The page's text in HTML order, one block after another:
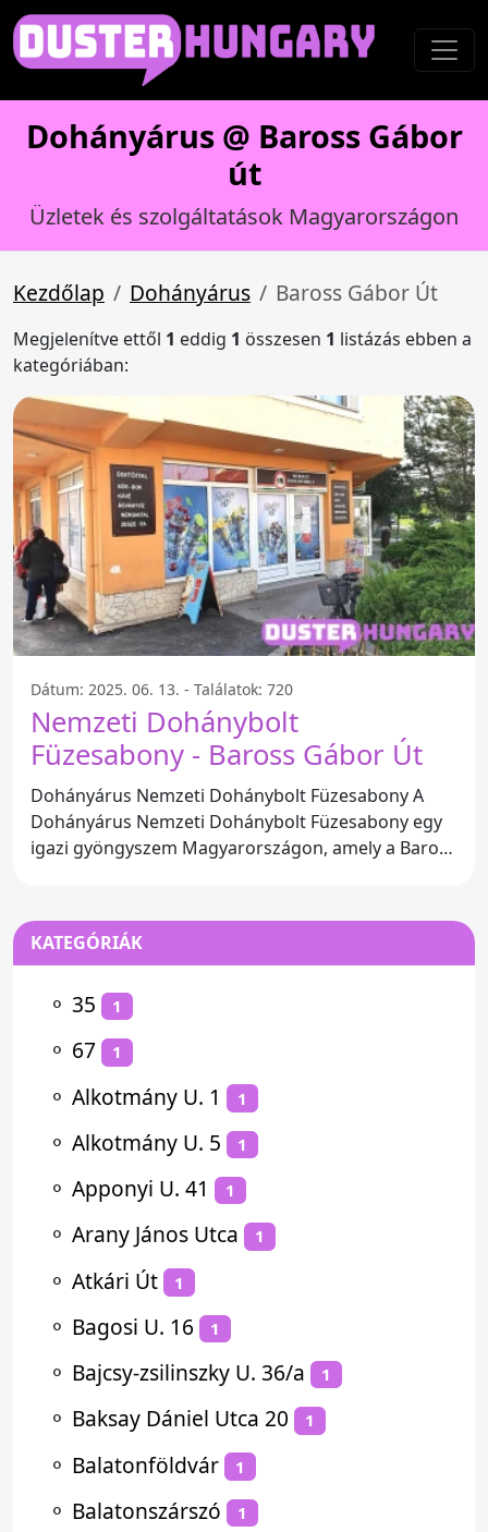
Dohányárus @ Baross Gábor
út
Üzletek és szolgáltatások Magyarországon
Kezdőlap Dohányárus Baross Gábor Út
Megjelenítve ettől 1 eddig 1 összesen 1 listázás ebben a
kategóriában:
Dátum: 2025. 06. 13. - Találatok: 720
Nemzeti Dohánybolt
Füzesabony - Baross Gábor Út
Dohányárus Nemzeti Dohánybolt Füzesabony A
Dohányárus Nemzeti Dohánybolt Füzesabony egy
igazi gyöngyszem Magyarországon, amely a Baross
KATEGÓRIÁK
⚬ 35 1
⚬ 67 1
⚬ Alkotmány U. 1 1
⚬ Alkotmány U. 5 1
⚬ Apponyi U. 41 1
⚬ Arany János Utca 1
⚬ Atkári Út 1
⚬ Bagosi U. 16 1
⚬ Bajcsy-zsilinszky U. 36/a 1
⚬ Baksay Dániel Utca 20 1
⚬ Balatonföldvár 1
⚬ Balatonszárszó 1